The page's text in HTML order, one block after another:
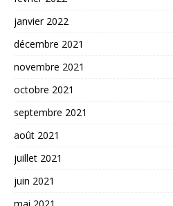
janvier 2022
décembre 2021
novembre 2021
octobre 2021
septembre 2021
août 2021
juillet 2021
juin 2021